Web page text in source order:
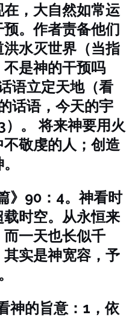
，大自然如常运
。作者责备他们
水灭世界（当指
是神的干预吗
语立定天地（看
话语，今天的宇
。
将来神要用火
敬虔的人；创造
》90：4。神看时
时空。从永恒来
一天也长似千
实是神宽容，予
神的旨意：1，依